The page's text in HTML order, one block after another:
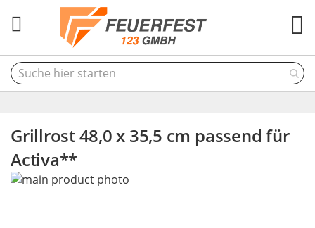
Grillrost 48,0 x 35,5 cm passend für
Activa**
Skip